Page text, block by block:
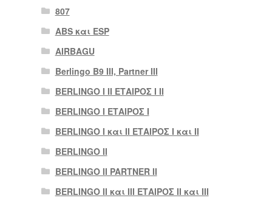
807
ABS και ESP
AIRBAGU
Berlingo B9 III, Partner III
BERLINGO I II ΕΤΑΙΡΟΣ I II
BERLINGO I ΕΤΑΙΡΟΣ Ι
BERLINGO I και II ΕΤΑΙΡΟΣ I και II
BERLINGO II
BERLINGO II PARTNER II
BERLINGO II και III ΕΤΑΙΡΟΣ II και III